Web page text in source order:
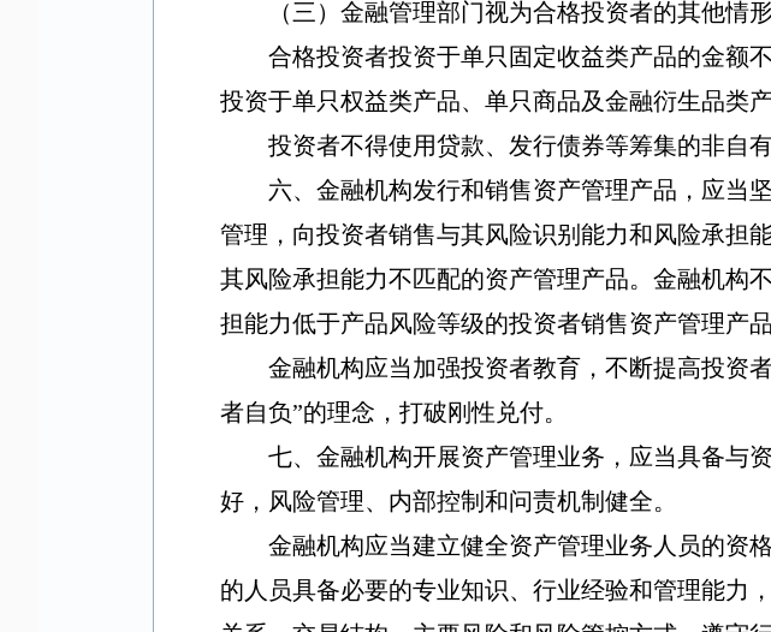
（三）金融管理部门视为合格投资者的其他情形
合格投资者投资于单只固定收益类产品的金额
投资于单只权益类产品、单只商品及金融衍生品类
投资者不得使用贷款、发行债券等筹集的非自
六、金融机构发行和销售资产管理产品，应当
管理，向投资者销售与其风险识别能力和风险承担
其风险承担能力不匹配的资产管理产品。金融机构
担能力低于产品风险等级的投资者销售资产管理产品
金融机构应当加强投资者教育，不断提高投资
者自负”的理念，打破刚性兑付。
七、金融机构开展资产管理业务，应当具备与
好，风险管理、内部控制和问责机制健全。
金融机构应当建立健全资产管理业务人员的资
的人员具备必要的专业知识、行业经验和管理能力